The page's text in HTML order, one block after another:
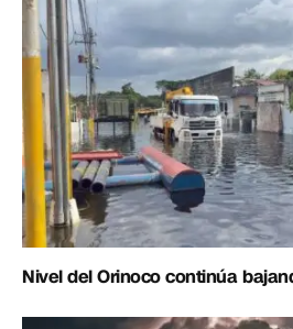
Nivel del Orinoco continúa